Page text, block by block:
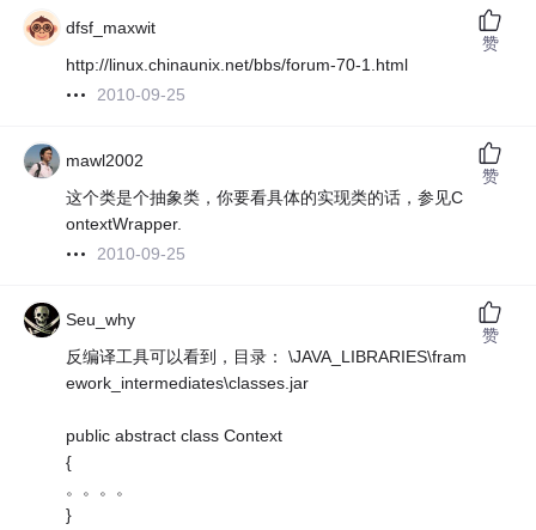
dfsf_maxwit
http://linux.chinaunix.net/bbs/forum-70-1.html
2010-09-25
赞
mawl2002
这个类是个抽象类，你要看具体的实现类的话，参见C
ontextWrapper.
2010-09-25
赞
Seu_why
反编译工具可以看到，目录： \JAVA_LIBRARIES\fram
ework_intermediates\classes.jar
public abstract class Context
{
。。。。
}
赞